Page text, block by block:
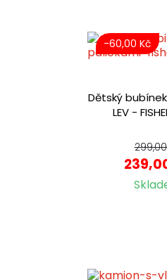
Dětský
LEV -
-60,00 Kč